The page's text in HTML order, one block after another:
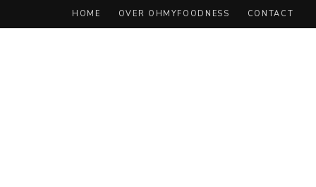
HOME OVER OHMYFOODNESS CONTACT